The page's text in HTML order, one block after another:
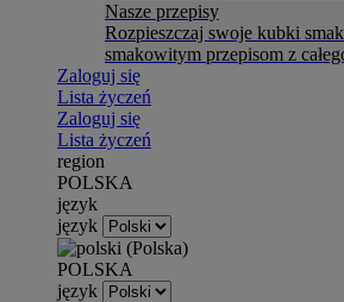
Nasze przepisy
Rozpieszczaj swoje kubki
smakowitym przepisom z
Zaloguj się
Lista życzeń
Zaloguj się
Lista życzeń
region
POLSKA
język
język
POLSKA
język